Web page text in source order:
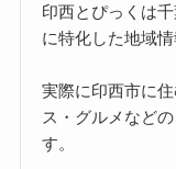
印西とぴっくは
に特化した地域情
実際に印西市に
ス・グルメなど
す。